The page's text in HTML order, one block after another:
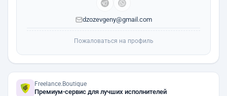
dzozevgeny@gmail.com
Пожаловаться на профиль
Freelance.Boutique
Премиум-сервис для лучших исполнителей